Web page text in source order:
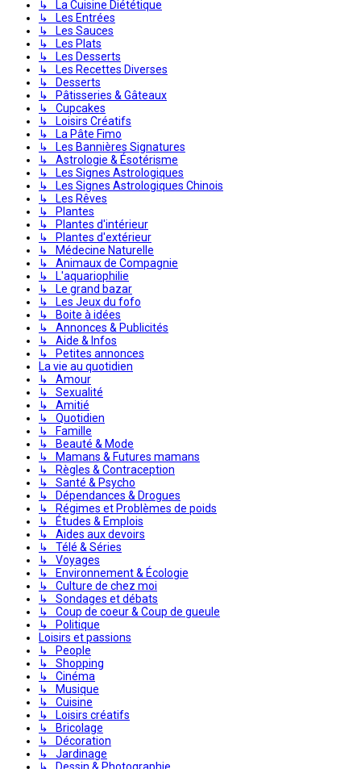
↳ La Cuisine Diététique
↳ Les Entrées
↳ Les Sauces
↳ Les Plats
↳ Les Desserts
↳ Les Recettes Diverses
↳ Desserts
↳ Pâtisseries & Gâteaux
↳ Cupcakes
↳ Loisirs Créatifs
↳ La Pâte Fimo
↳ Les Bannières Signatures
↳ Astrologie & Ésotérisme
↳ Les Signes Astrologiques
↳ Les Signes Astrologiques Chinois
↳ Les Rêves
↳ Plantes
↳ Plantes d'intérieur
↳ Plantes d'extérieur
↳ Médecine Naturelle
↳ Animaux de Compagnie
↳ L'aquariophilie
↳ Le grand bazar
↳ Les Jeux du fofo
↳ Boite à idées
↳ Annonces & Publicités
↳ Aide & Infos
↳ Petites annonces
La vie au quotidien
↳ Amour
↳ Sexualité
↳ Amitié
↳ Quotidien
↳ Famille
↳ Beauté & Mode
↳ Mamans & Futures mamans
↳ Règles & Contraception
↳ Santé & Psycho
↳ Dépendances & Drogues
↳ Régimes et Problèmes de poids
↳ Études & Emplois
↳ Aides aux devoirs
↳ Télé & Séries
↳ Voyages
↳ Environnement & Écologie
↳ Culture de chez moi
↳ Sondages et débats
↳ Coup de coeur & Coup de gueule
↳ Politique
Loisirs et passions
↳ People
↳ Shopping
↳ Cinéma
↳ Musique
↳ Cuisine
↳ Loisirs créatifs
↳ Bricolage
↳ Décoration
↳ Jardinage
↳ Dessin & Photographie